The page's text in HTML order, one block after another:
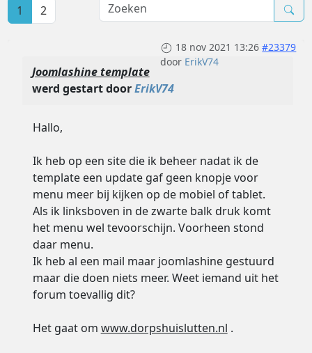
1 2
18 nov 2021 13:26 #23379
door ErikV74
Joomlashine template
werd gestart doorErikV74
Hallo,
Ik heb op een site die ik beheer nadat ik de
template een update gaf geen knopje voor
menu meer bij kijken op de mobiel of tablet.
Als ik linksboven in de zwarte balk druk komt
het menu wel tevoorschijn. Voorheen stond
daar menu.
Ik heb al een mail maar joomlashine gestuurd
maar die doen niets meer. Weet iemand uit het
forum toevallig dit?
Het gaat om www.dorpshuislutten.nl .